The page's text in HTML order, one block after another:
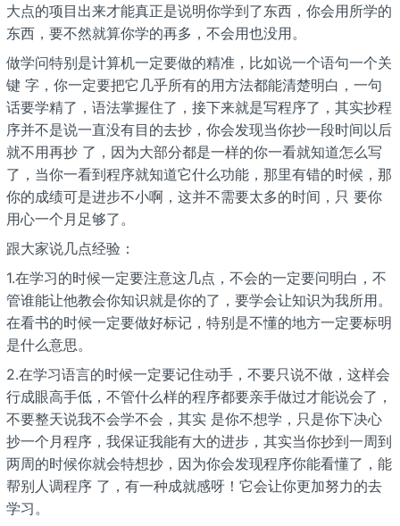
大点的项目出来才能真正是说明你学到了东西，你会用所学的
东西，要不然就算你学的再多，不会用也没用。
做学问特别是计算机一定要做的精准，比如说一个语句一个关
键 字，你一定要把它几乎所有的用方法都能清楚明白，一句
话要学精了，语法掌握住了，接下来就是写程序了，其实抄程
序并不是说一直没有目的去抄，你会发现当你抄一段时间以后
就不用再抄 了，因为大部分都是一样的你一看就知道怎么写
了，当你一看到程序就知道它什么功能，那里有错的时候，那
你的成绩可是进步不小啊，这并不需要太多的时间，只 要你
用心一个月足够了。
跟大家说几点经验：
1.在学习的时候一定要注意这几点，不会的一定要问明白，不
管谁能让他教会你知识就是你的了，要学会让知识为我所用。
在看书的时候一定要做好标记，特别是不懂的地方一定要标明
是什么意思。
2.在学习语言的时候一定要记住动手，不要只说不做，这样会
行成眼高手低，不管什么样的程序都要亲手做过才能说会了，
不要整天说我不会学不会，其实 是你不想学，只是你下决心
抄一个月程序，我保证我能有大的进步，其实当你抄到一周到
两周的时候你就会特想抄，因为你会发现程序你能看懂了，能
帮别人调程序 了，有一种成就感呀！它会让你更加努力的去
学习。